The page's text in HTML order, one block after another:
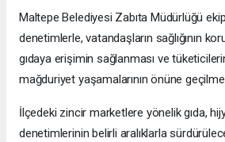
Maltepe Belediyesi Zabıta Müdürlüğü
denetimlerle, vatandaşların sağlığının
gıdaya erişimin sağlanması ve
mağduriyet yaşamalarının önüne
İlçedeki zincir marketlere yönelik gıda,
denetimlerinin belirli aralıklarla